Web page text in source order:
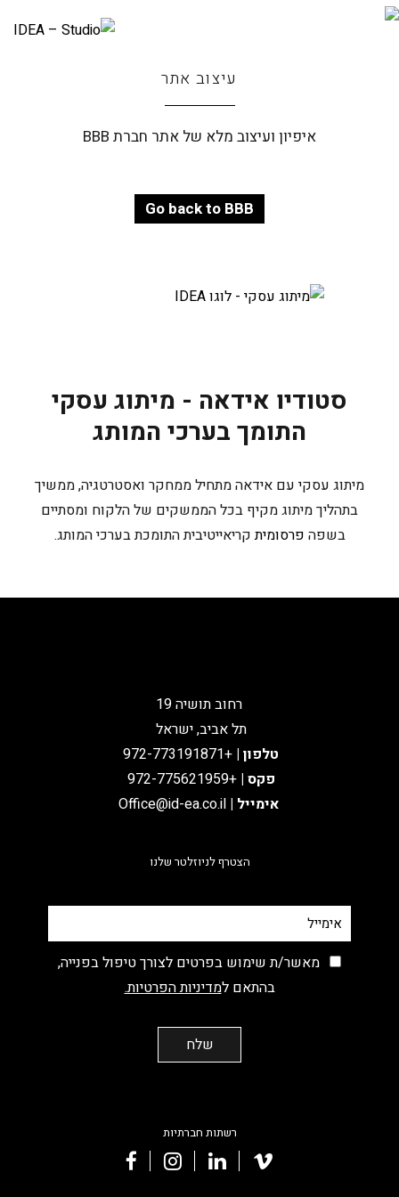
עיצוב אתר
איפיון ועיצוב מלא של אתר חברת BBB
Go back to BBB
סטודיו אידאה - מיתוג עסקי
התומך בערכי המותג
מיתוג עסקי עם אידאה מתחיל ממחקר ואסטרטגיה, ממשיך
בתהליך מיתוג מקיף בכל הממשקים של הלקוח ומסתיים
בשפה פרסומיתקריאייטיבית התומכת בערכי המותג.
רחוב תושיה 19
תל אביב, ישראל
טלפון|
+972-773191871
פקס | +972-775621959
אימייל |
הצטרף לניוזלטר שלנו
מאשר/ת שימוש בפרטים לצורך טיפול בפנייה,
בהתאם למדיניות הפרטיות.
רשתות חברתיות
facebookinstagramlinkedin